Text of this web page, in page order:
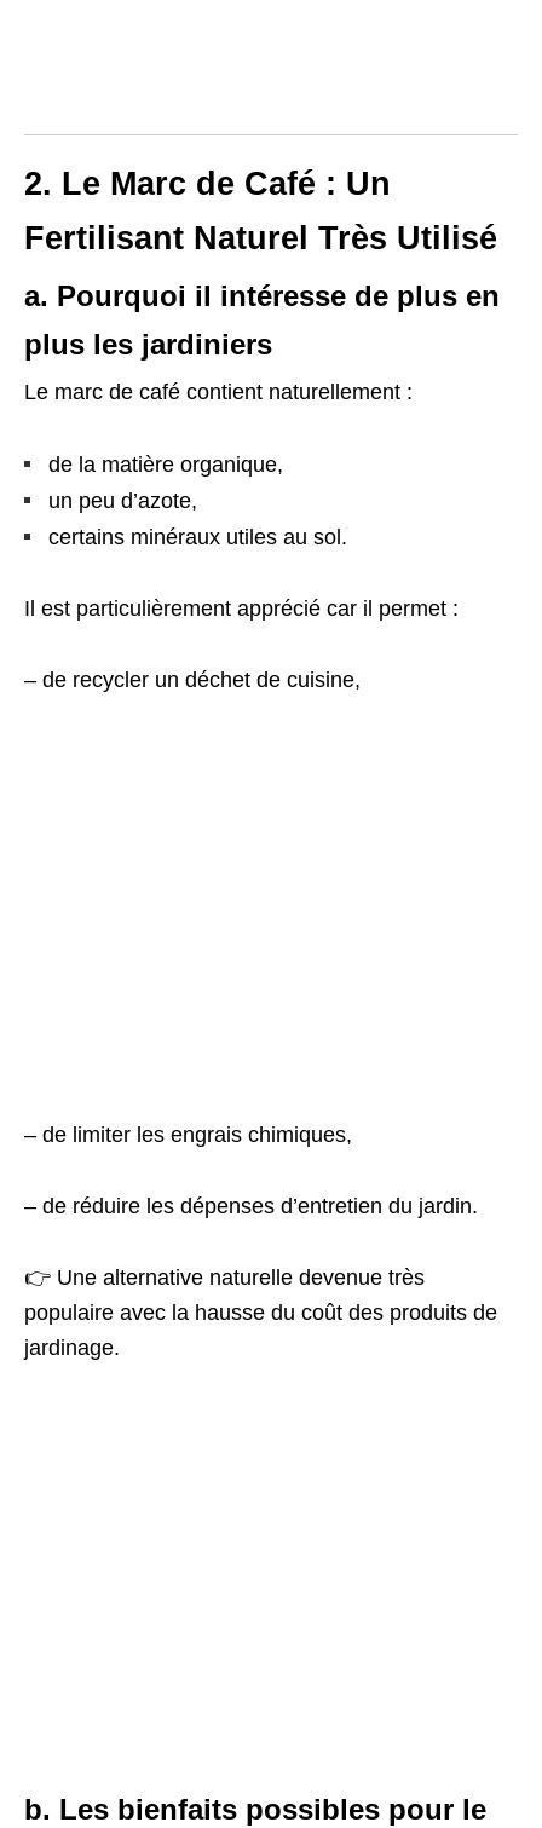
2. Le Marc de Café : Un
Fertilisant Naturel Très Utilisé
a. Pourquoi il intéresse de plus en
plus les jardiniers
Le marc de café contient naturellement :
de la matière organique,
un peu d’azote,
certains minéraux utiles au sol.
Il est particulièrement apprécié car il permet :
– de recycler un déchet de cuisine,
– de limiter les engrais chimiques,
– de réduire les dépenses d’entretien du jardin.
👉 Une alternative naturelle devenue très
populaire avec la hausse du coût des produits de
jardinage.
b. Les bienfaits possibles pour le